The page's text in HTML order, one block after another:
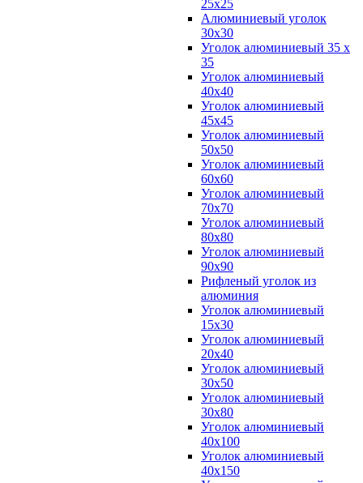
25х25
Алюминиевый уголок
30х30
Уголок алюминиевый 35 х
35
Уголок алюминиевый
40х40
Уголок алюминиевый
45х45
Уголок алюминиевый
50х50
Уголок алюминиевый
60х60
Уголок алюминиевый
70х70
Уголок алюминиевый
80х80
Уголок алюминиевый
90х90
Рифленый уголок из
алюминия
Уголок алюминиевый
15х30
Уголок алюминиевый
20х40
Уголок алюминиевый
30х50
Уголок алюминиевый
30х80
Уголок алюминиевый
40х100
Уголок алюминиевый
40х150